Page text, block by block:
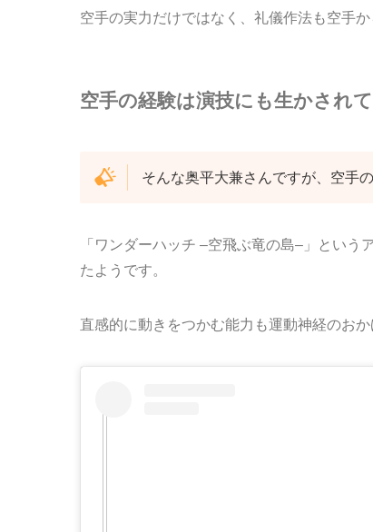
空手の実力だけではなく、礼儀作法も空手
空手の経験は演技にも生かされ
そんな奥平大兼さんですが、空手
「ワンダーハッチ –空飛ぶ竜の島–」とい
たようです。
直感的に動きをつかむ能力も運動神経のお